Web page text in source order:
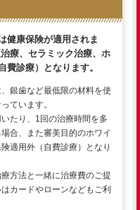
健康保険が適用されま
療、セラミック治療、ホ
費診療）となります。
銀歯など最低限の材料を使
ています。
たり、1回の治療時間を多
合、また審美目的のホワイ
適用外（自費診療）となり
方法と一緒に治療費のご提
カードやローンなどもご利